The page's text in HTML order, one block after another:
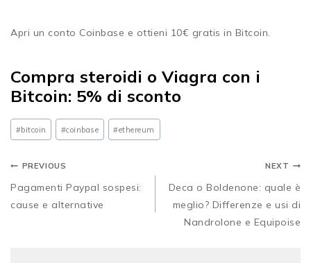
Apri un conto Coinbase e ottieni 10€ gratis in Bitcoin.
Compra steroidi o Viagra con i
Bitcoin: 5% di sconto
#bitcoin #coinbase #ethereum
PREVIOUS
Pagamenti Paypal sospesi:
cause e alternative
NEXT
Deca o Boldenone: quale è
meglio? Differenze e usi di
Nandrolone e Equipoise